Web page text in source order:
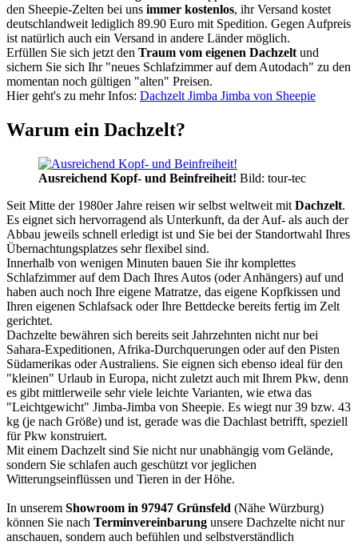
den Sheepie-Zelten bei uns immer kostenlos, ihr Versand kostet
deutschlandweit lediglich 89.90 Euro mit Spedition. Gegen Aufpreis
ist natürlich auch ein Versand in andere Länder möglich.
Erfüllen Sie sich jetzt den Traum vom eigenen Dachzelt und
sichern Sie sich Ihr "neues Schlafzimmer auf dem Autodach" zu den
momentan noch gültigen "alten" Preisen.
Hier geht's zu mehr Infos: Dachzelt Jimba Jimba von Sheepie
Warum ein Dachzelt?
Ausreichend Kopf- und Beinfreiheit! Bild: tour-tec
Seit Mitte der 1980er Jahre reisen wir selbst weltweit mit Dachzelt.
Es eignet sich hervorragend als Unterkunft, da der Auf- als auch der
Abbau jeweils schnell erledigt ist und Sie bei der Standortwahl Ihres
Übernachtungsplatzes sehr flexibel sind.
Innerhalb von wenigen Minuten bauen Sie ihr komplettes
Schlafzimmer auf dem Dach Ihres Autos (oder Anhängers) auf und
haben auch noch Ihre eigene Matratze, das eigene Kopfkissen und
Ihren eigenen Schlafsack oder Ihre Bettdecke bereits fertig im Zelt
gerichtet.
Dachzelte bewähren sich bereits seit Jahrzehnten nicht nur bei
Sahara-Expeditionen, Afrika-Durchquerungen oder auf den Pisten
Südamerikas oder Australiens. Sie eignen sich ebenso ideal für den
"kleinen" Urlaub in Europa, nicht zuletzt auch mit Ihrem Pkw, denn
es gibt mittlerweile sehr viele leichte Varianten, wie etwa das
"Leichtgewicht" Jimba-Jimba von Sheepie. Es wiegt nur 39 bzw. 43
kg (je nach Größe) und ist, gerade was die Dachlast betrifft, speziell
für Pkw konstruiert.
Mit einem Dachzelt sind Sie nicht nur unabhängig vom Gelände,
sondern Sie schlafen auch geschützt vor jeglichen
Witterungseinflüssen und Tieren in der Höhe.
In unserem Showroom in 97947 Grünsfeld (Nähe Würzburg)
können Sie nach Terminvereinbarung unsere Dachzelte nicht nur
anschauen, sondern auch befühlen und selbstverständlich